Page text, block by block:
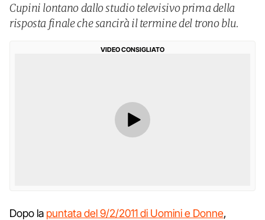
Cupini lontano dallo studio televisivo prima della
risposta finale che sancirà il termine del trono blu.
VIDEO CONSIGLIATO
Dopo la puntata del 9/2/2011 di Uomini e Donne,